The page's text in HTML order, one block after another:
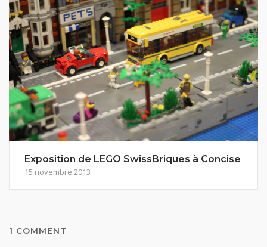
Exposition de LEGO SwissBriques à Concise
15 novembre 2013
1 COMMENT